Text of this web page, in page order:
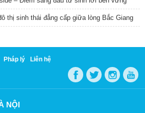
thị sinh thái đẳng cấp giữa lòng Bắc Giang
Pháp lý Liên hệ
NỘI